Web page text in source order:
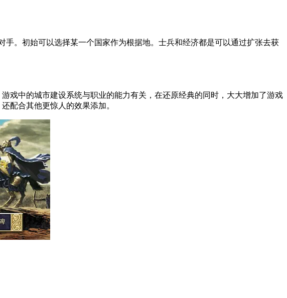
。初始可以选择某一个国家作为根据地。士兵和经济都是可以通过扩张去获
戏中的城市建设系统与职业的能力有关，在还原经典的同时，大大增加了游戏
配合其他更惊人的效果添加。